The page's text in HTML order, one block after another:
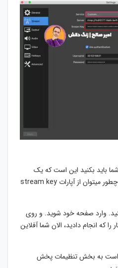
باید بکنید این است که یک
stream key داشته باشید. اما چطور میتوان از آپارات stream key
وارد صفحه خود شوید. و روی
که انجام دادید، الان شما آفلاین
است به بخش تنظیمات پخش